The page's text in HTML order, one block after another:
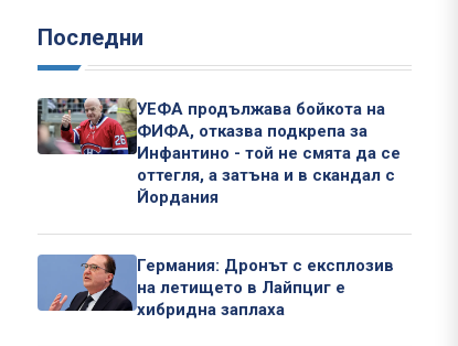
Последни
УЕФА продължава бойкота на
ФИФА, отказва подкрепа за
Инфантино - той не смята да се
оттегля, а затъна и в скандал с
Йордания
Германия: Дронът с експлозив
на летището в Лайпциг е
хибридна заплаха